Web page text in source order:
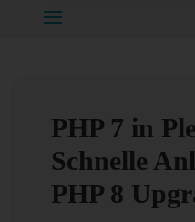
PHP 7 in
Schnelle
PHP 8